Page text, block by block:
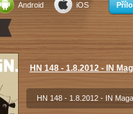
Android iOS
HN 148 - 1.8.2012 - IN
HN 148 - 1.8.2012 - IN